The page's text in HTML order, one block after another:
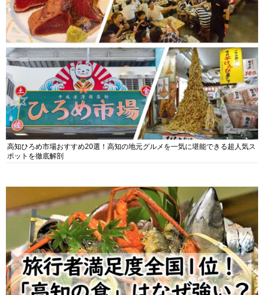
高知ひろめ市場おすすめ20選！高知の地元グルメを一気に堪能できる超人気ス
ポットを徹底解剖